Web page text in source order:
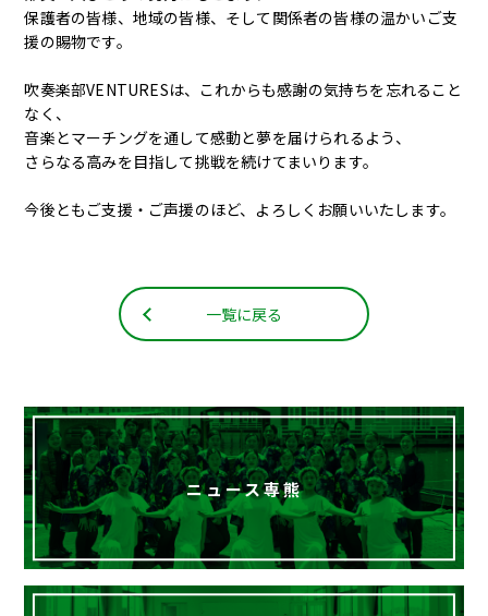
保護者の皆様、地域の皆様、そして関係者の皆様の温かいご支
援の賜物です。
吹奏楽部VENTURESは、これからも感謝の気持ちを忘れること
なく、
音楽とマーチングを通して感動と夢を届けられるよう、
さらなる高みを目指して挑戦を続けてまいります。
今後ともご支援・ご声援のほど、よろしくお願いいたします。
一覧に戻る
ニュース専熊